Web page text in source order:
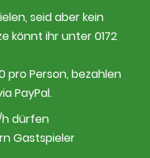
seid aber kein
könnt ihr unter 0172
pro Person, bezahlen
PayPal.
h dürfen
Gastspieler